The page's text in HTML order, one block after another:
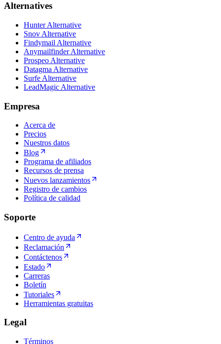
Alternatives
Hunter Alternative
Snov Alternative
Findymail Alternative
Anymailfinder Alternative
Prospeo Alternative
Datagma Alternative
Surfe Alternative
LeadMagic Alternative
Empresa
Acerca de
Precios
Nuestros datos
Blog
Programa de afiliados
Recursos de prensa
Nuevos lanzamientos
Registro de cambios
Política de calidad
Soporte
Centro de ayuda
Reclamación
Contáctenos
Estado
Carreras
Boletín
Tutoriales
Herramientas gratuitas
Legal
Términos